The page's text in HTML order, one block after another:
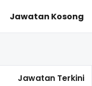
Jawatan Kosong
Dimana
Jawatan Terkini